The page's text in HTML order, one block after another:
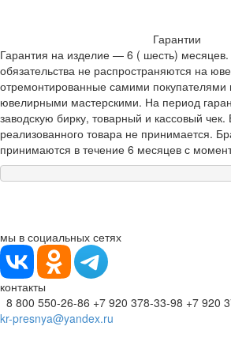
Гарантии
Гарантия на изделие — 6 ( шесть)
обязательства не распространяются на
отремонтированные самими покупателями
ювелирными мастерскими. На период
заводскую бирку, товарный и кассовый чек.
реализованного товара не принимается.
принимаются в течение 6 месяцев с
мы в социальных сетях
контакты
8 800 550-26-86 +7 920 378-33-98 +7 920
kr-presnya@yandex.ru